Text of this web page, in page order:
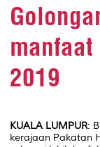
2019
KUALA LUMPUR:
kerajaan Pakatan